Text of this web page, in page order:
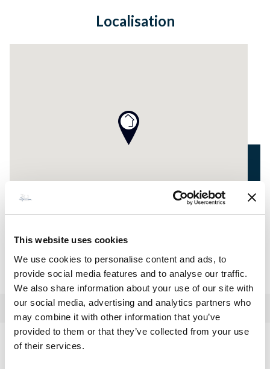
This website uses cookies
We use cookies to personalise content and ads, to
provide social media features and to analyse our traffic.
We also share information about your use of our site with
our social media, advertising and analytics partners who
may combine it with other information that you’ve
provided to them or that they’ve collected from your use
of their services.
Localisation
Toutes voiles dehors